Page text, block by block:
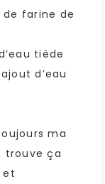
de farine de
tiède
d’eau
ma
trouve ça
et